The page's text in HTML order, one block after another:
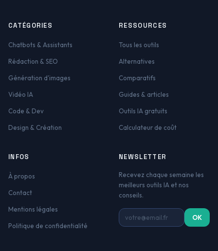
CATÉGORIES
Chatbots & Assistants
Rédaction & SEO
Génération d'images
Vidéo IA
Code & Dev
Design & Création
RESSOURCES
Tous les outils
Alternatives
Comparatifs
Guides & articles
Outils IA gratuits
Calculateur de coût
INFOS
À propos
Contact
Mentions légales
Politique de confidentialité
NEWSLETTER
Recevez chaque semaine les
meilleurs outils IA et nos
conseils.
Adresse email OK